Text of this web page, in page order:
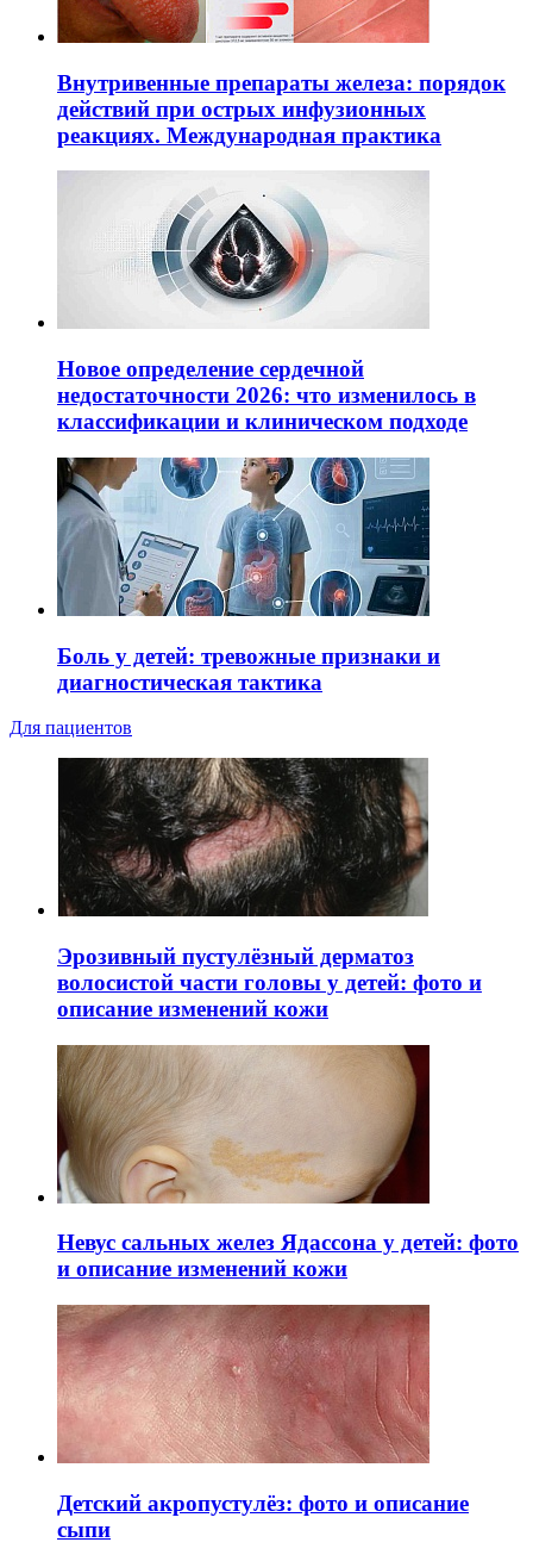
Внутривенные препараты железа: порядок
действий при острых инфузионных
реакциях. Международная практика
Новое определение сердечной
недостаточности 2026: что изменилось в
классификации и клиническом подходе
Боль у детей: тревожные признаки и
диагностическая тактика
Для пациентов
Эрозивный пустулёзный дерматоз
волосистой части головы у детей: фото и
описание изменений кожи
Невус сальных желез Ядассона у детей: фото
и описание изменений кожи
Детский акропустулёз: фото и описание
сыпи